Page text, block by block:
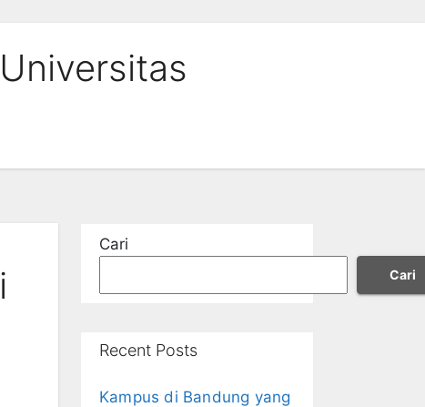
Cari
Cari
Recent Posts
Kampus di Bandung yang